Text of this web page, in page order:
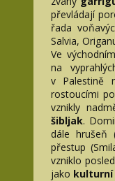
převládají
řada
Salvia,
Ve
na
v Palestině
rostoucími
vznikly
šibljak.
dále hrušeň
přestup
vzniklo
jako kulturní